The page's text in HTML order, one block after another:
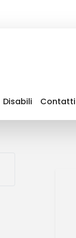
Disabili Contatti